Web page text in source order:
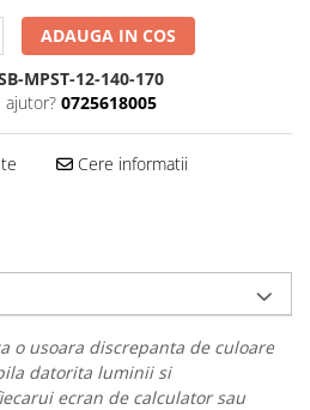
ADAUGA IN COS
MPST-12-140-170
ajutor? 0725618005
Cere informatii
o usoara discrepanta de culoare
datorita luminii si
ecran de calculator sau